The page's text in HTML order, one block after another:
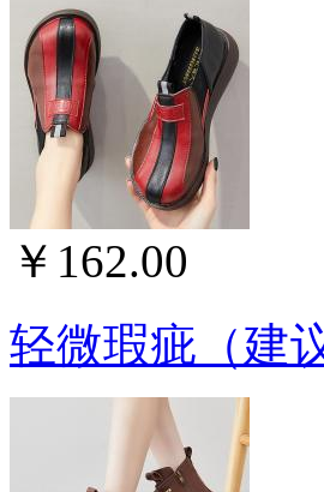
￥162.00
轻微瑕疵（建